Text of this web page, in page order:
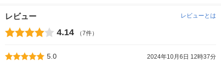
レビュー レビューとは
4.14 （7件）
5.0
2024年10月6日 12時37分